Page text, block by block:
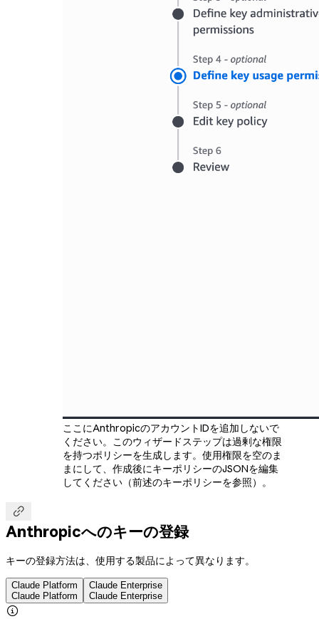
ここにAnthropicのアカウントIDを追加しないで
ください。このウィザードステップは過剰な権限
を持つポリシーを生成します。使用権限を空のま
まにして、作成後にキーポリシーのJSONを編集
してください（前述のキーポリシーを参照）。

Anthropicへのキーの登録
キーの登録方法は、使用する製品によって異なります。
Claude Platform
Claude Platform
Claude Enterprise
Claude Enterprise
